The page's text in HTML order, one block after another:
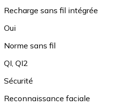
Recharge sans fil intégrée
Oui
Norme sans fil
QI QI2
Sécurité
Reconnaissance faciale